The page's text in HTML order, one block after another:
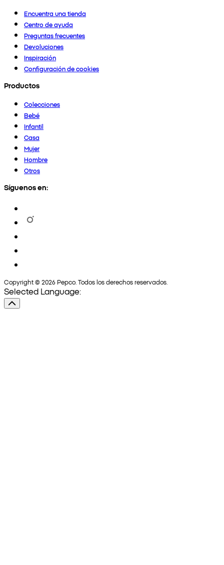
Encuentra una tienda
Centro de ayuda
Preguntas frecuentes
Devoluciones
Inspiración
Configuración de cookies
Productos
Colecciones
Bebé
Infantil
Casa
Mujer
Hombre
Otros
Síguenos en:
Copyright © 2026 Pepco. Todos los derechos reservados.
Selected Language: